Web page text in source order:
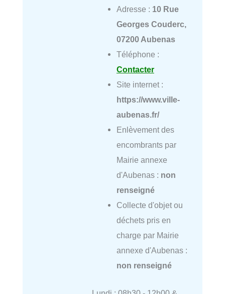
Adresse : 10 Rue
Georges Couderc,
07200 Aubenas
Téléphone :
Contacter
Site internet :
https://www.ville-
aubenas.fr/
Enlèvement des
encombrants par
Mairie annexe
d'Aubenas : non
renseigné
Collecte d'objet ou
déchets pris en
charge par Mairie
annexe d'Aubenas :
non renseigné